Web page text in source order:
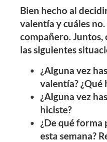
Bien hecho al
valentía y cuáles
compañero. Juntos,
las siguientes
¿Alguna vez
valentía? ¿Qué
¿Alguna vez
hiciste?
¿De qué forma
esta semana?